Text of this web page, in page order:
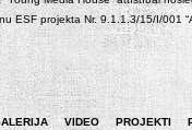
ESF projekta Nr. 9.1.1.3/15/I/001
VIDEO PROJEKTI